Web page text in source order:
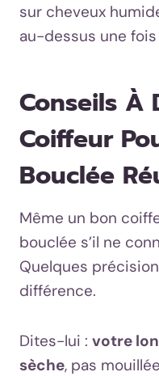
sur cheveux
au-dessus une
Conseils À
Coiffeur
Bouclée
Même un bon
bouclée s’il ne
Quelques
différence.
Dites-lui : votre
sèche, pas